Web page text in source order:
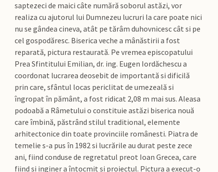
saptezeci de maici câte numără soborul astăzi, vor
realiza cu ajutorul lui Dumnezeu lucruri la care poate nici
nu se gândea cineva, atât pe tărâm duhovnicesc cât si pe
cel gospodăresc. Biserica veche a mânăstirii a fost
reparată, pictura restaurată. Pe vremea episcopatului
Prea Sfintitului Emilian, dr. ing. Eugen Iordăchescu a
coordonat lucrarea deosebit de importantă si dificilă
prin care, sfântul locas periclitat de umezeală si
îngropat în pământ, a fost ridicat 2,08 m mai sus. Aleasa
podoabă a Râmetului o constituie astăzi biserica nouă
care îmbină, păstrând stilul traditional, elemente
arhitectonice din toate provinciile românesti. Piatra de
temelie s-a pus în 1982 si lucrările au durat peste zece
ani, fiind conduse de regretatul preot Ioan Grecea, care
fiind si inginer a întocmit si proiectul. Pictura a execut-o